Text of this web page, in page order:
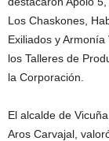
Los Chaskones,
Exiliados y
los Talleres de
la Corporación.
El alcalde de
Aros Carvajal,